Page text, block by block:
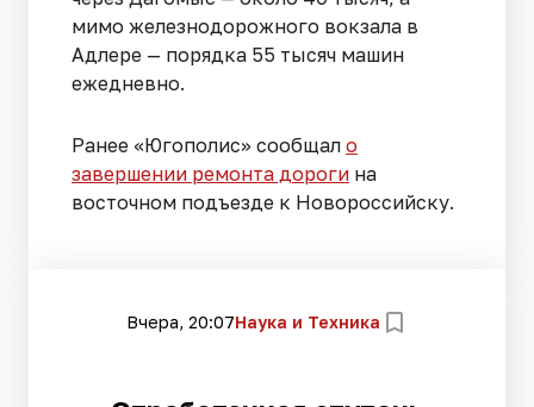
мимо железнодорожного вокзала в
Адлере — порядка 55 тысяч машин
ежедневно.
Ранее «Югополис» сообщал о
завершении ремонта дороги на
восточном подъезде к Новороссийску.
Вчера, 20:07Наука и Техника